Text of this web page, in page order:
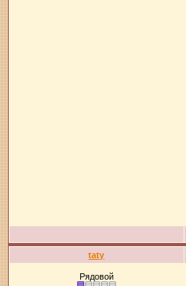
taty
Рядовой